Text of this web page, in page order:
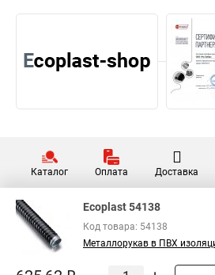
Каталог Оплата Доставка
Ecoplast 54138
Код товара: 54138
Металлорукав в ПВХ